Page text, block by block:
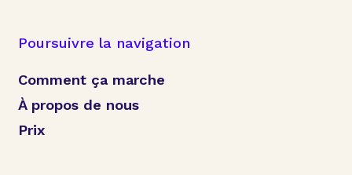
Poursuivre la navigation
Comment ça marche
À propos de nous
Prix